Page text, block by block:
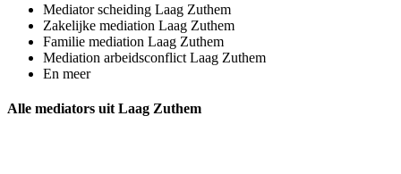
Mediator scheiding Laag Zuthem
Zakelijke mediation Laag Zuthem
Familie mediation Laag Zuthem
Mediation arbeidsconflict Laag Zuthem
En meer
Alle mediators uit Laag Zuthem